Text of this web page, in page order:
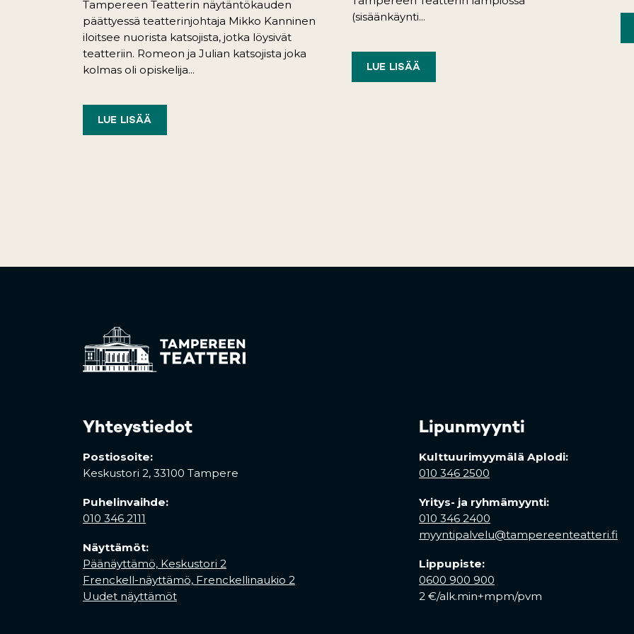
Tampereen Teatterin näytäntökauden
päättyessä teatterinjohtaja Mikko Kanninen
iloitsee nuorista katsojista, jotka löysivät
teatteriin. Romeon ja Julian katsojista joka
kolmas oli opiskelija...
LUE LISÄÄ
(sisäänkäynti...
LUE LISÄÄ
Yhteystiedot
Postiosoite:
Keskustori 2, 33100 Tampere
Puhelinvaihde:
010 346 2111
Näyttämöt:
Päänäyttämö, Keskustori 2
Frenckell-näyttämö, Frenckellinaukio 2
Uudet näyttämöt
Lipunmyynti
Kulttuurimyymälä Aplodi:
010 346 2500
Yritys- ja ryhmämyynti:
010 346 2400
myyntipalvelu@tampereenteatteri.fi
Lippupiste:
0600 900 900
2 €/alk.min+mpm/pvm